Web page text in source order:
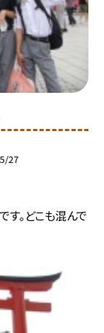
27
す。どこも混んで